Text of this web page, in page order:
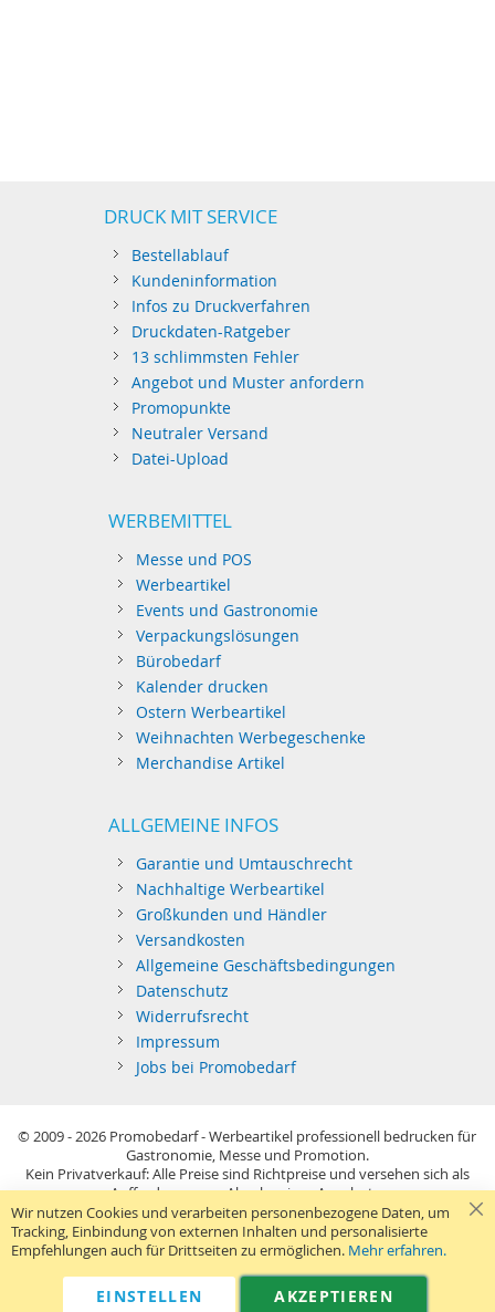
DRUCK MIT SERVICE
Bestellablauf
Kundeninformation
Infos zu Druckverfahren
Druckdaten-Ratgeber
13 schlimmsten Fehler
Angebot und Muster anfordern
Promopunkte
Neutraler Versand
Datei-Upload
WERBEMITTEL
Messe und POS
Werbeartikel
Events und Gastronomie
Verpackungslösungen
Bürobedarf
Kalender drucken
Ostern Werbeartikel
Weihnachten Werbegeschenke
Merchandise Artikel
ALLGEMEINE INFOS
Garantie und Umtauschrecht
Nachhaltige Werbeartikel
Großkunden und Händler
Versandkosten
Allgemeine Geschäftsbedingungen
Datenschutz
Widerrufsrecht
Impressum
Jobs bei Promobedarf
© 2009 - 2026 Promobedarf - Werbeartikel professionell bedrucken für
Gastronomie, Messe und Promotion.
Kein Privatverkauf: Alle Preise sind Richtpreise und versehen sich als
Aufforderung zur Abgabe eines Angebots.
Sie richten sich nur an gewerblichen Bedarf (§14 BGB) im Sinne der
Preisangabenverordnung und verstehen sich netto zzgl. MwSt. USB-
Sticks: Tagespreise ggf. zzgl. Druckkosten und GEMA.
Telefon:040 38 63 12 40 Kontaktformular
Wir nutzen Cookies und verarbeiten personenbezogene Daten, um
Tracking, Einbindung von externen Inhalten und personalisierte
Empfehlungen auch für Drittseiten zu ermöglichen. Mehr erfahren.
AKZEPTIEREN
EINSTELLEN